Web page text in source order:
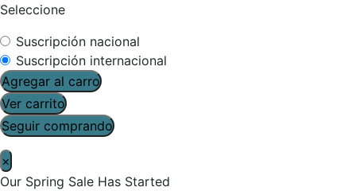
Seleccione
Suscripción nacional
Suscripción internacional
Agregar al carro
Ver carrito
Seguir comprando
×
Our Spring Sale Has Started